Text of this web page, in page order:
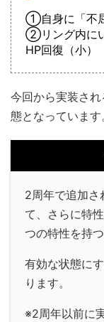
①自身に「不
②リング内に
HP回復（小）
今回から実装さ
態となっています
2周年で追加さ
て、さらに特
つの特性を持つ
有効な状態に
ります。
※2周年以前に